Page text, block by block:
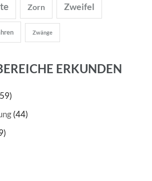
Zorn Zweifel
Zwänge
ERKUNDEN
(44)